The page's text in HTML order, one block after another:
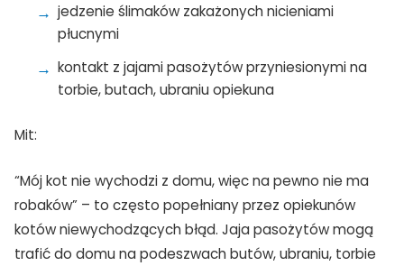
jedzenie ślimaków zakażonych nicieniami
płucnymi
kontakt z jajami pasożytów przyniesionymi na
torbie, butach, ubraniu opiekuna
Mit:
“Mój kot nie wychodzi z domu, więc na pewno nie ma
robaków” – to często popełniany przez opiekunów
kotów niewychodzących błąd. Jaja pasożytów mogą
trafić do domu na podeszwach butów, ubraniu, torbie